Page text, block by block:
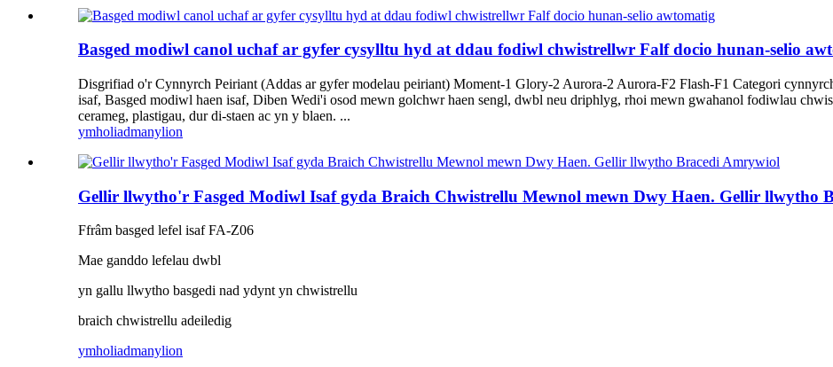
Basged modiwl canol uchaf ar gyfer cysylltu hyd at ddau fodiwl chwistrellwr Falf docio hunan-selio
Disgrifiad o'r Cynnyrch Peiriant (Addas ar gyfer modelau peiriant) Moment-1 Glory-2 Aurora-2 Aurora-F2 Flash-F1 Categori
isaf, Basged modiwl haen isaf, Diben Wedi'i osod mewn golchwr haen sengl, dwbl neu driphlyg, rhoi mewn gwahanol fodiwlau
cerameg, plastigau, dur di-staen ac yn y blaen. ...
ymholiadmanylion
Gellir llwytho'r Fasged Modiwl Isaf gyda Braich Chwistrellu Mewnol mewn Dwy Haen. Gellir llwytho
Ffrâm basged lefel isaf FA-Z06
Mae ganddo lefelau dwbl
yn gallu llwytho basgedi nad ydynt yn chwistrellu
braich chwistrellu adeiledig
ymholiadmanylion